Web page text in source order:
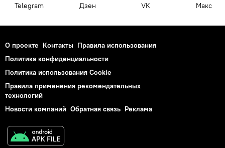
Telegram Дзен VK Макс
О проекте Контакты Правила использования
Политика конфиденциальности
Политика использования Cookie
Правила применения рекомендательных
технологий
Новости компаний Обратная связь Реклама